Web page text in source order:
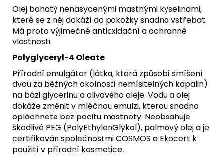
Olej bohatý nenasycenými mastnými kyselinami,
které se z něj dokáží do pokožky snadno vstřebat.
Má proto výjimečné antioxidační a ochranné
vlastnosti.
Polyglyceryl-4 Oleate
Přírodní emulgátor (látka, která způsobí smíšení
dvou za běžných okolností nemísitelných kapalin)
na bázi glycerinu a olivového oleje. Vodu a olej
dokáže změnit v mléčnou emulzi, kterou snadno
opláchnete bez pocitu mastnoty. Neobsahuje
škodlivé PEG (PolyEthylenGlykol), palmový olej a je
certifikován společnostmi COSMOS a Ekocert k
použití v přírodní kosmetice.